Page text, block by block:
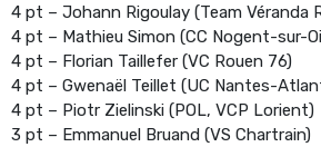
4 pt – Johann Rigoulay (Team Véranda
4 pt – Mathieu Simon (CC Nogent-sur-
4 pt – Florian Taillefer (VC Rouen 76)
4 pt – Gwenaël Teillet (UC Nantes-
4 pt – Piotr Zielinski (POL, VCP Lorient)
3 pt – Emmanuel Bruand (VS Chartrain)